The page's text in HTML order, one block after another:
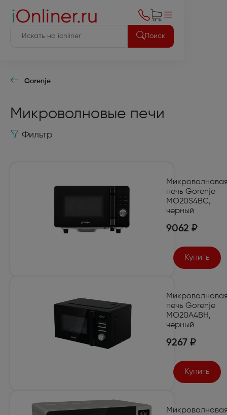
Поиск
Gorenje
Микроволновые печи
Фильтр
печь Gorenje
MO20S4BC,
черный
9062 ₽
Купить
печь Gorenje
MO20A4BH,
черный
9267 ₽
Купить